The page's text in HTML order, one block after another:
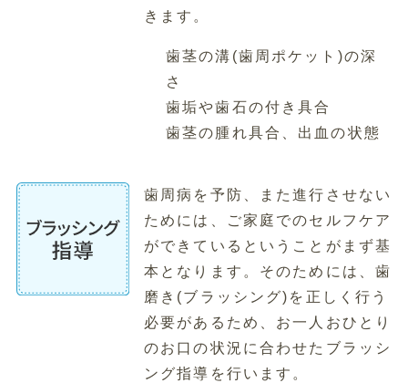
きます。
歯茎の溝(歯周ポケット)の深
さ
歯垢や歯石の付き具合
歯茎の腫れ具合、出血の状態
歯周病を予防、また進行させない
ためには、ご家庭でのセルフケア
ができているということがまず基
本となります。そのためには、歯
磨き(ブラッシング)を正しく行う
必要があるため、お一人おひとり
のお口の状況に合わせたブラッシ
ング指導を行います。